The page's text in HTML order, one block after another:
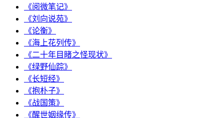
《阅微笔记》
《刘向说苑》
《论衡》
《海上花列传》
《二十年目睹之怪现状》
《绿野仙踪》
《长短经》
《抱朴子》
《战国策》
《醒世姻缘传》